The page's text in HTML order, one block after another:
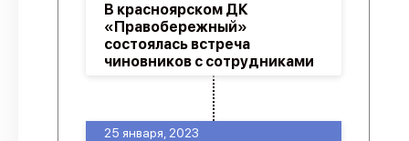
25 января, 2023
В красноярском ДК
«Правобережный»
состоялась встреча
чиновников с сотрудниками